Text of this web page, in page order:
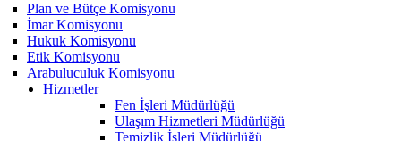
Plan ve Bütçe Komisyonu
İmar Komisyonu
Hukuk Komisyonu
Etik Komisyonu
Arabuluculuk Komisyonu
Hizmetler
Fen İşleri Müdürlüğü
Ulaşım Hizmetleri Müdürlüğü
Temizlik İşleri Müdürlüğü